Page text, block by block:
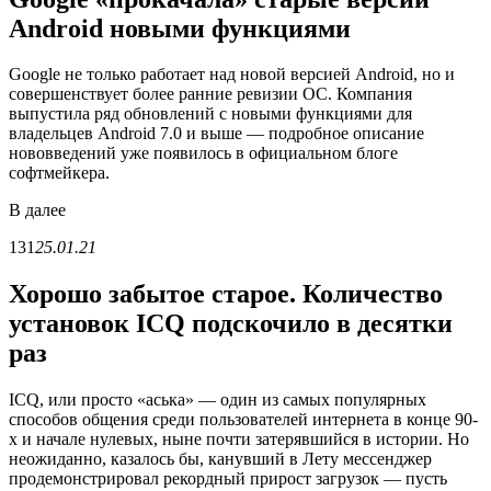
Android новыми функциями
Google не только работает над новой версией Android, но и
совершенствует более ранние ревизии ОС. Компания
выпустила ряд обновлений с новыми функциями для
владельцев Android 7.0 и выше — подробное описание
нововведений уже появилось в официальном блоге
софтмейкера.
В далее
13125.01.21
Хорошо забытое старое. Количество
установок ICQ подскочило в десятки
раз
ICQ, или просто «аська» — один из самых популярных
способов общения среди пользователей интернета в конце 90-
х и начале нулевых, ныне почти затерявшийся в истории. Но
неожиданно, казалось бы, канувший в Лету мессенджер
продемонстрировал рекордный прирост загрузок — пусть